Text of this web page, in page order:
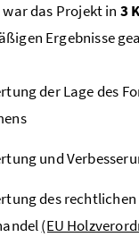
das Projekt in 3
Ergebnisse
der Lage des
und
des
(EU